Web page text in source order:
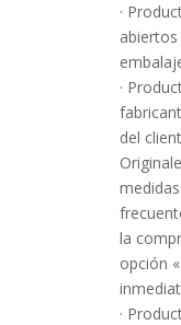
·
·
del
la
opción
·